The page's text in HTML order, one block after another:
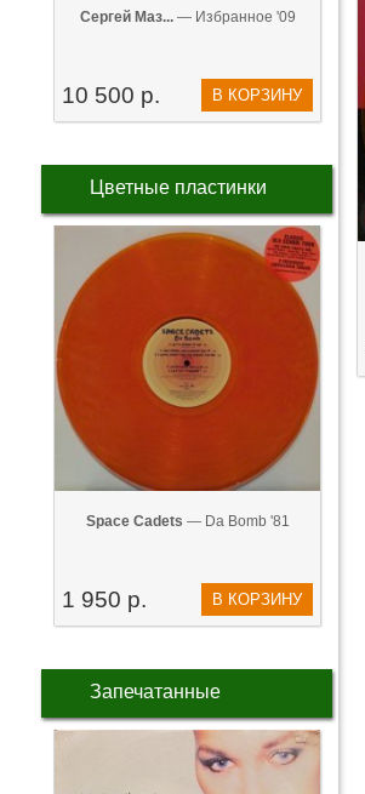
Сергей Маз...— Избранное '09
10 500 р. В КОРЗИНУ
Цветные пластинки
Space Cadets — Da Bomb '81
1 950 р. В КОРЗИНУ
Запечатанные